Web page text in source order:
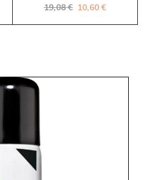
19,08€ Il prezzo
10,60€Il prezzo